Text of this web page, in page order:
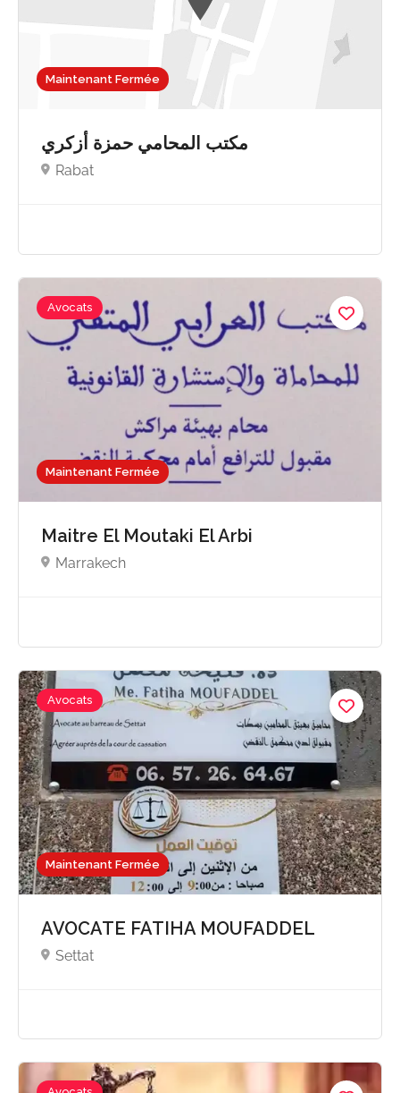
Maintenant Fermée
Rabat
Maintenant Fermée
Avocats
Maitre El Moutaki El Arbi
Marrakech
Maintenant Fermée
Avocats
AVOCATE FATIHA MOUFADDEL
Settat